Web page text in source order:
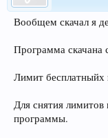
Вообщем скачал я
Программа скачана
Лимит бесплатныйх
Для снятия
программы.